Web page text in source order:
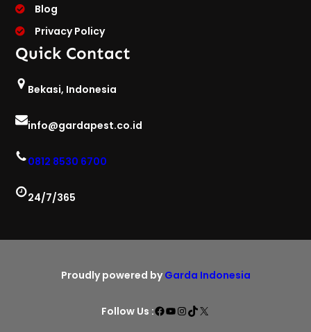
Blog
Privacy Policy
Quick Contact
Bekasi, Indonesia
info@gardapest.co.id
0812 8530 6700
24/7/365
Proudly powered by Garda Indonesia
Follow Us :Facebook
YouTube
Instagram
TikTok
X